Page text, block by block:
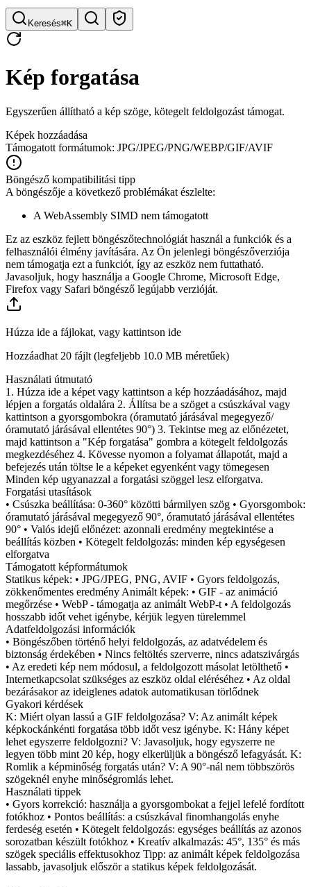
Keresés⌘K
Gyors eszközkeresés
Kép forgatása
Egyszerűen állítható a kép szöge, kötegelt feldolgozást támogat.
Képek hozzáadása
Támogatott formátumok: JPG/JPEG/PNG/WEBP/GIF/AVIF
Böngésző kompatibilitási tipp
A böngészője a következő problémákat észlelte:
A WebAssembly SIMD nem támogatott
Ez az eszköz fejlett böngészőtechnológiát használ a funkciók és a
felhasználói élmény javítására. Az Ön jelenlegi böngészőverziója
nem támogatja ezt a funkciót, így az eszköz nem futtatható.
Javasoljuk, hogy használja a Google Chrome, Microsoft Edge,
Firefox vagy Safari böngésző legújabb verzióját.
Húzza ide a fájlokat, vagy kattintson ide
Hozzáadhat 20 fájlt (legfeljebb 10.0 MB méretűek)
Használati útmutató
1. Húzza ide a képet vagy kattintson a kép hozzáadásához, majd
lépjen a forgatás oldalára 2. Állítsa be a szöget a csúszkával vagy
kattintson a gyorsgombokra (óramutató járásával megegyező/
óramutató járásával ellentétes 90°) 3. Tekintse meg az előnézetet,
majd kattintson a "Kép forgatása" gombra a kötegelt feldolgozás
megkezdéséhez 4. Kövesse nyomon a folyamat állapotát, majd a
befejezés után töltse le a képeket egyenként vagy tömegesen
Minden kép ugyanazzal a forgatási szöggel lesz elforgatva.
Forgatási utasítások
• Csúszka beállítása: 0-360° közötti bármilyen szög • Gyorsgombok:
óramutató járásával megegyező 90°, óramutató járásával ellentétes
90° • Valós idejű előnézet: azonnali eredmény megtekintése a
beállítás közben • Kötegelt feldolgozás: minden kép egységesen
elforgatva
Támogatott képformátumok
Statikus képek: • JPG/JPEG, PNG, AVIF • Gyors feldolgozás,
zökkenőmentes eredmény Animált képek: • GIF - az animáció
megőrzése • WebP - támogatja az animált WebP-t • A feldolgozás
hosszabb időt vehet igénybe, kérjük legyen türelemmel
Adatfeldolgozási információk
• Böngészőben történő helyi feldolgozás, az adatvédelem és
biztonság érdekében • Nincs feltöltés szerverre, nincs adatszivárgás
• Az eredeti kép nem módosul, a feldolgozott másolat letölthető •
Internetkapcsolat szükséges az eszköz oldal eléréséhez • Az oldal
bezárásakor az ideiglenes adatok automatikusan törlődnek
Gyakori kérdések
K: Miért olyan lassú a GIF feldolgozása? V: Az animált képek
képkockánkénti forgatása több időt vesz igénybe. K: Hány képet
lehet egyszerre feldolgozni? V: Javasoljuk, hogy egyszerre ne
legyen több mint 20 kép, hogy elkerüljük a böngésző lefagyását. K:
Romlik a képminőség forgatás után? V: A 90°-nál nem többszörös
szögeknél enyhe minőségromlás lehet.
Használati tippek
• Gyors korrekció: használja a gyorsgombokat a fejjel lefelé fordított
fotókhoz • Pontos beállítás: a csúszkával finomhangolás enyhe
ferdeség esetén • Kötegelt feldolgozás: egységes beállítás az azonos
sorozatban készült fotókhoz • Kreatív alkalmazás: 45°, 135° és más
szögek speciális effektusokhoz Tipp: az animált képek feldolgozása
lassabb, javasoljuk először a statikus képek feldolgozását.